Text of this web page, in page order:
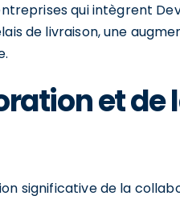
qui intègrent
de livraison, une
et de
significative de la